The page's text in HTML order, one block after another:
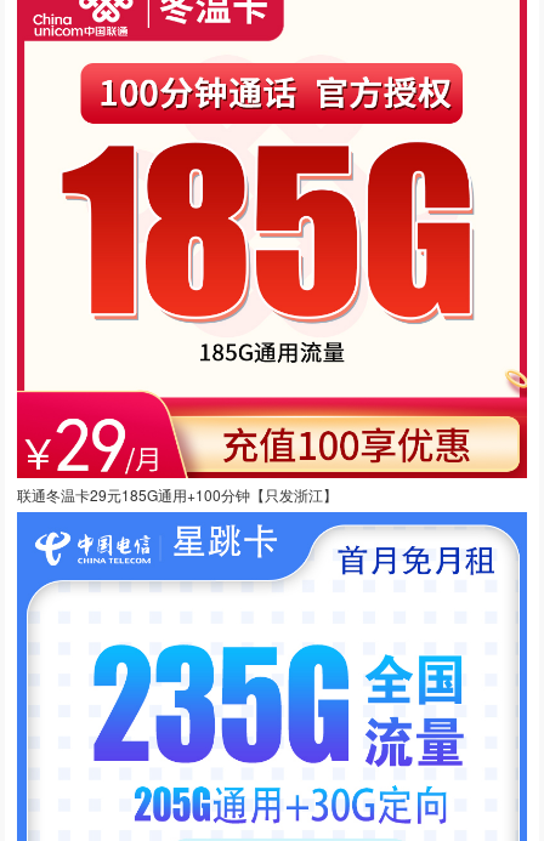
联通冬温卡29元185G通用+100分钟【只发浙江】